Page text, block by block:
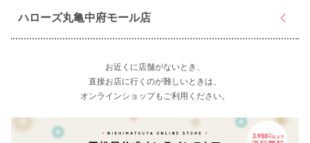
ハローズ丸亀中府モール店
お近くに店舗がないとき、
直接お店に行くのが難しいときは、
オンラインショップもご利用ください。